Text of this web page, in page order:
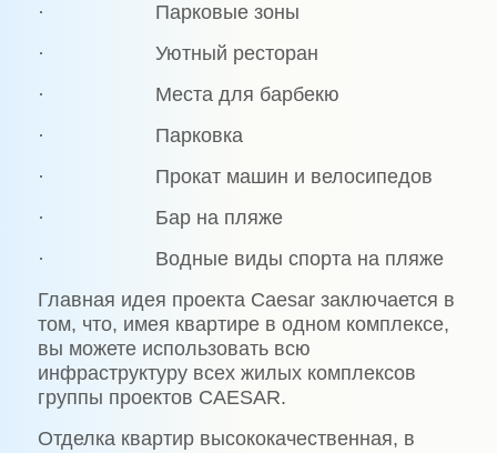
· Парковые зоны
· Уютный ресторан
· Места для барбекю
· Парковка
· Прокат машин и велосипедов
· Бар на пляже
· Водные виды спорта на пляже
Главная идея проекта Caesar заключается в
том, что, имея квартире в одном комплексе,
вы можете использовать всю
инфраструктуру всех жилых комплексов
группы проектов CAESAR.
Отделка квартир высококачественная, в